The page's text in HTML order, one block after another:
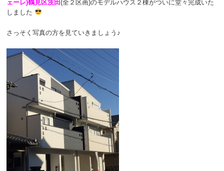
ェーレ)鶴見区茨田(全２区画)のモデルハウス２棟がついに堂々完成いた
しました
さっそく写真の方を見ていきましょう♪